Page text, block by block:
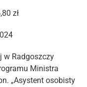
zł
w Radgoszczy
Ministra
„Asystent osobisty